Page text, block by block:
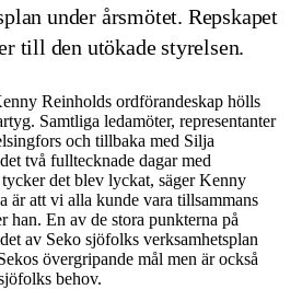
under årsmötet. Repskapet
till den utökade styrelsen.
Reinholds ordförandeskap hölls
Samtliga ledamöter, representanter
och tillbaka med Silja
två fulltecknade dagar med
det blev lyckat, säger Kenny
är att vi alla kunde vara tillsammans
han. En av de stora punkterna på
av Seko sjöfolks verksamhetsplan
övergripande mål men är också
behov.